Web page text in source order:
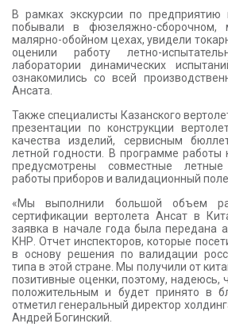
В рамках экскурсии по предприятию
побывали в фюзеляжно-сборочном,
малярно-обойном цехах, увидели
оценили работу летно-
лаборатории динамических
ознакомились со всей
Ансата.
Также специалисты Казанского
презентации по конструкции
качества изделий, сервисным
летной годности. В программе
предусмотрены совместные
работы приборов и валидационный
«Мы выполнили большой объем
сертификации вертолета Ансат в
заявка в начале года была передана
КНР. Отчет инспекторов, которые
в основу решения по валидации
типа в этой стране. Мы получили от
позитивные оценки, поэтому, надеюсь,
положительным и будет принято в
отметил генеральный директор
Андрей Богинский.